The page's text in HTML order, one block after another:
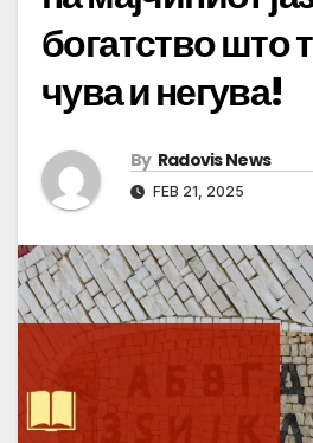
богатство што
чува и негува!
By Radovis News
FEB 21, 2025